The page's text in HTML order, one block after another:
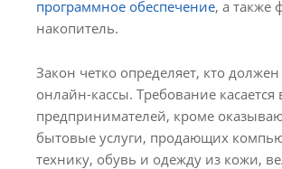
программное обеспечение, а также
накопитель.
Закон четко определяет, кто
онлайн-кассы. Требование касается
предпринимателей, кроме
бытовые услуги, продающих
технику, обувь и одежду из кожи,